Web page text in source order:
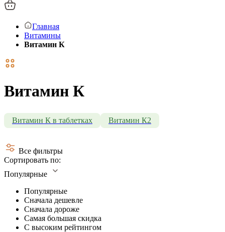
Главная
Витамины
Витамин К
Витамин К
Витамин К в таблетках Витамин К2
Все фильтры
Сортировать по:
Популярные
Популярные
Сначала дешевле
Сначала дороже
Самая большая скидка
С высоким рейтингом